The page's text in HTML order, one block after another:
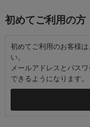
初めてご利用の方
初めてご利用のお客様
い。
メールアドレスとパス
できるようになります。